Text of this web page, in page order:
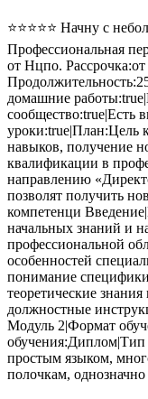
⭐⭐⭐⭐⭐ Начну с
Профессиональная
от Нцпо.
домашние
сообщество:true|Есть
уроки:true|План:Цель
навыков, получение
квалификации в
направлению
позволят получить
компетенци
начальных знаний и
профессиональной
особенностей
понимание
теоретические
должностные
Модуль 2|Формат
обучения:Диплом|Тип
простым языком,
полочкам,